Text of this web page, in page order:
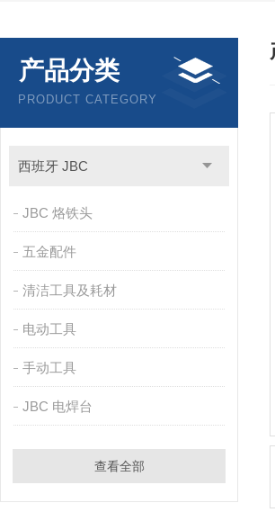
产品分类
PRODUCT CATEGORY
西班牙 JBC
JBC 烙铁头
五金配件
清洁工具及耗材
电动工具
手动工具
JBC 电焊台
查看全部